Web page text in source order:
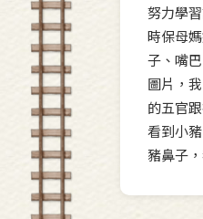
努力學
時保母
子、嘴
圖片，
的五官
看到小
豬鼻子